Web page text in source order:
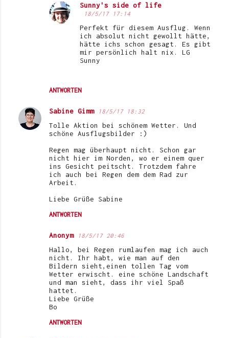
ANTWORTEN
Sunny's side of life
18/5/17 17:14
Perfekt für diesem Ausflug. Wenn
ich absolut nicht gewollt hätte,
hätte ichs schon gesagt. Es gibt
mir persönlich halt nix. LG
Sunny
Sabine Gimm 18/5/17 18:32
Tolle Aktion bei schönem Wetter. Und
schöne Ausflugsbilder :)
Regen mag überhaupt nicht. Schon gar
nicht hier im Norden, wo er einem quer
ins Gesicht peitscht. Trotzdem fahre
ich auch bei Regen dem dem Rad zur
Arbeit.
Liebe Grüße Sabine
ANTWORTEN
Anonym 18/5/17 20:46
Hallo, bei Regen rumlaufen mag ich auch
nicht. Ihr habt, wie man auf den
Bildern sieht,einen tollen Tag vom
Wetter erwischt. eine schöne Landschaft
und man sieht, dass ihr viel Spaß
hattet.
Liebe Grüße
Bo
ANTWORTEN